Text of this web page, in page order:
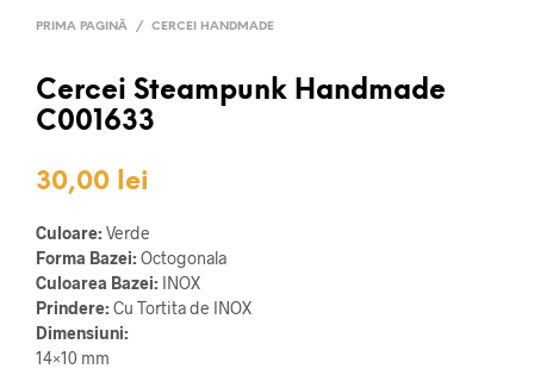
PRIMA PAGINĂ / CERCEI HANDMADE
Cercei Steampunk Handmade
C001633
30,00 lei
Culoare:Verde
Forma Bazei:Octogonala
Culoarea Bazei: INOX
Prindere:Cu Tortita de INOX
Dimensiuni:
14×10 mm